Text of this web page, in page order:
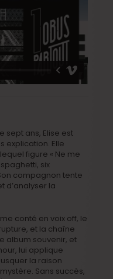
sept ans, Elise est
explication. Elle
figure « Ne me
six
compagnon tente
d’analyser la
conté en voix off, le
et la chaîne
album souvenir, et
lui applique
la raison
Sans succès,